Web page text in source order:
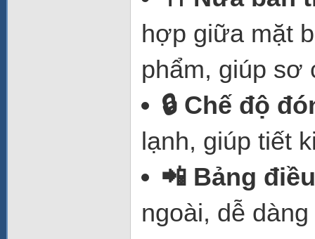
hợp giữa mặt
phẩm, giúp sơ
🔒 Chế độ
lạnh, giúp tiết
📲 Bảng
ngoài, dễ